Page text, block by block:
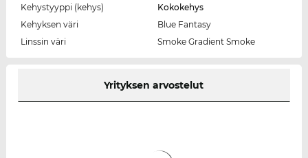
Kehystyyppi (kehys)
Kokokehys
Kehyksen väri
Blue Fantasy
Linssin väri
Smoke Gradient Smoke
Yrityksen arvostelut